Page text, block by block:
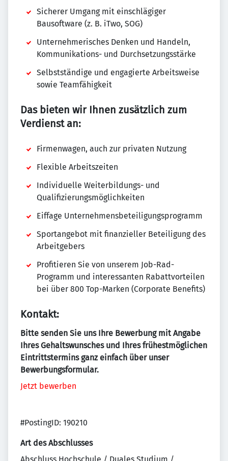
Sicherer Umgang mit einschlägiger
Bausoftware (z. B. iTwo, SOG)
Unternehmerisches Denken und Handeln,
Kommunikations- und Durchsetzungsstärke
Selbstständige und engagierte Arbeitsweise
sowie Teamfähigkeit
Das bieten wir Ihnen zusätzlich zum
Verdienst an:
Firmenwagen, auch zur privaten Nutzung
Flexible Arbeitszeiten
Individuelle Weiterbildungs- und
Qualifizierungsmöglichkeiten
Eiffage Unternehmensbeteiligungsprogramm
Sportangebot mit finanzieller Beteiligung des
Arbeitgebers
Profitieren Sie von unserem Job-Rad-
Programm und interessanten Rabattvorteilen
bei über 800 Top-Marken (Corporate Benefits)
Kontakt:
Bitte senden Sie uns Ihre Bewerbung mit Angabe
Ihres Gehaltswunsches und Ihres frühestmöglichen
Eintrittstermins ganz einfach über unser
Bewerbungsformular.
Jetzt bewerben
#PostingID: 190210
Art des Abschlusses